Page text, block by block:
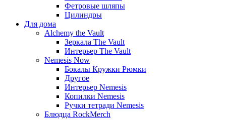
Фетровые шляпы
Цилиндры
Для дома
Alchemy the Vault
Зеркала The Vault
Интерьер The Vault
Nemesis Now
Бокалы Кружки Рюмки
Другое
Интерьер Nemesis
Копилки Nemesis
Ручки тетради Nemesis
Блюдца RockMerch